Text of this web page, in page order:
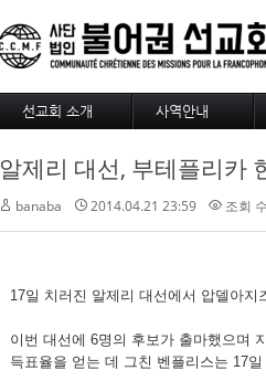
선교회 소개
4대정신
현장
섬기는 사람들
선교사
선교회 후원 계좌
사역안내
훈련
긍휼
BAM
출판/정기기도
알제리 대선, 부테플리카
banaba 2014.04.21 23:59 조회
17일 치러진 알제리 대선에서 압델아
이번 대선에 6명의 후보가 출마했으며
득표율을 얻는 데 그친 벤플리스는 17